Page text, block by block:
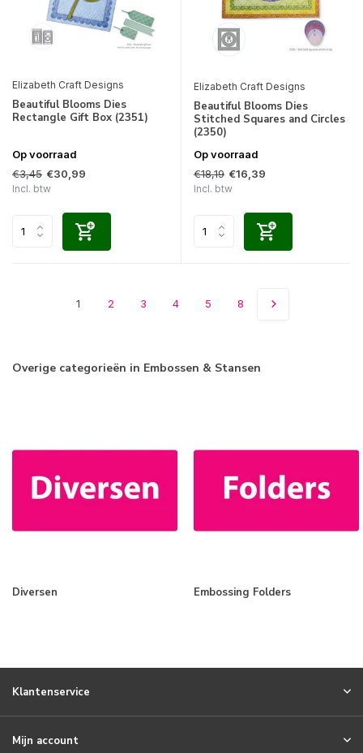
Elizabeth Craft Designs
Beautiful Blooms Dies
Rectangle Gift Box (2351)
Op voorraad
€3,45 €30,99
Incl. btw
Elizabeth Craft Designs
Beautiful Blooms Dies
Stitched Squares and Circles
(2350)
Op voorraad
€18,19 €16,39
Incl. btw
1 2 3 4 5 8
Overige categorieën in Embossen & Stansen
Diversen Embossing Folders
Klantenservice
Mijn account